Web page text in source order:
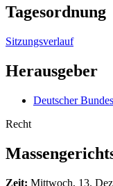
Tagesordnung
Sitzungsverlauf
Herausgeber
Deutscher
Recht
Zeit: Mittwoch, 13.